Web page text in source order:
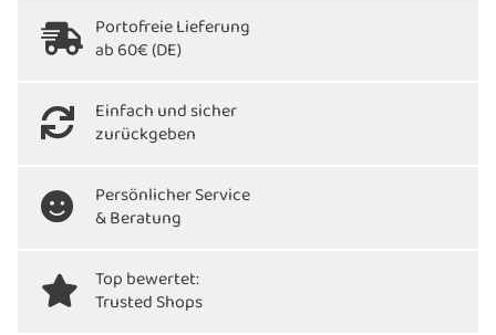
Portofreie Lieferung
ab 60€ (DE)
Einfach und sicher
zurückgeben
Persönlicher Service
& Beratung
Top bewertet:
Trusted Shops